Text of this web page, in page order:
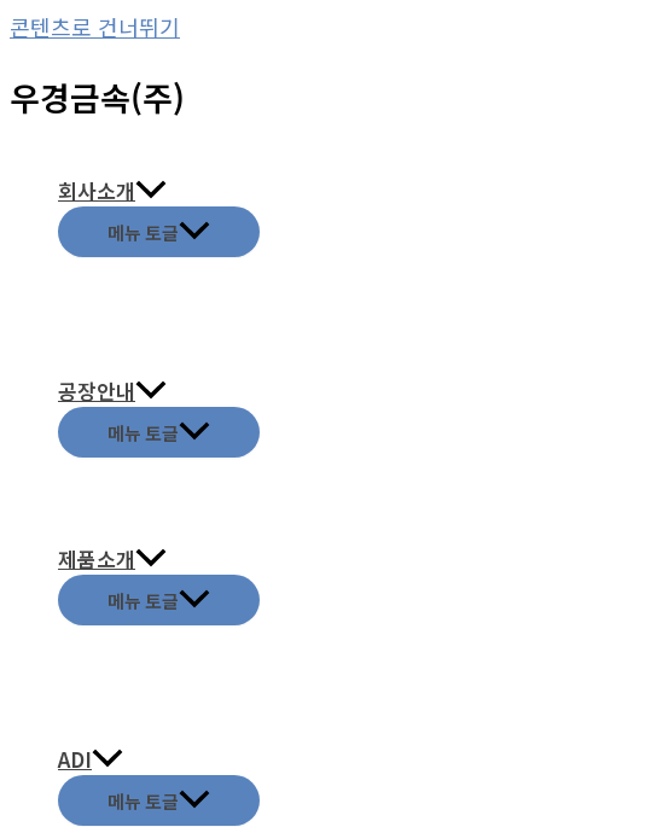
콘텐츠로 건너뛰기
우경금속(주)
회사소개
메뉴 토글
공장안내
메뉴 토글
제품소개
메뉴 토글
ADI
메뉴 토글